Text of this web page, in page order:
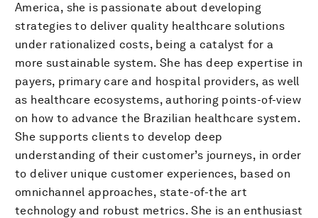
America, she is passionate about developing
strategies to deliver quality healthcare solutions
under rationalized costs, being a catalyst for a
more sustainable system. She has deep expertise in
payers, primary care and hospital providers, as well
as healthcare ecosystems, authoring points-of-view
on how to advance the Brazilian healthcare system.
She supports clients to develop deep
understanding of their customer’s journeys, in order
to deliver unique customer experiences, based on
omnichannel approaches, state-of-the art
technology and robust metrics. She is an enthusiast